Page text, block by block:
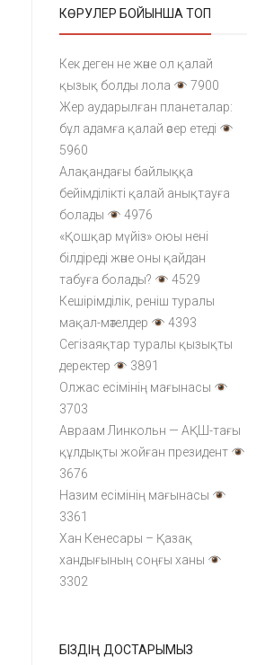
КӨРУЛЕР БОЙЫНША ТОП
Кек деген не және ол қалай
қызық болды лола
7900
Жер аударылған планеталар:
бұл адамға қалай әсер етеді
5960
Алақандағы байлыққа
бейімділікті қалай анықтауға
болады
4976
«Қошқар мүйіз» оюы нені
білдіреді және оны қайдан
табуға болады?
4529
Кешірімділік, реніш туралы
мақал-мәтелдер
4393
Сегізаяқтар туралы қызықты
деректер
3891
Олжас есімінің мағынасы
3703
Авраам Линкольн — АҚШ-тағы
құлдықты жойған президент
3676
Назим есімінің мағынасы
3361
Хан Кенесары – Қазақ
хандығының соңғы ханы
3302
БІЗДІҢ ДОСТАРЫМЫЗ